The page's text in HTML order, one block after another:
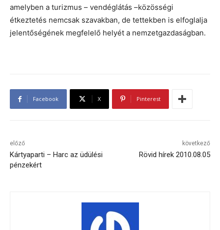
amelyben a turizmus – vendéglátás –közösségi
étkeztetés nemcsak szavakban, de tettekben is elfoglalja
jelentőségének megfelelő helyét a nemzetgazdaságban.
Facebook X Pinterest
előző
Kártyaparti – Harc az üdülési
pénzekért
következő
Rövid hírek 2010.08.05